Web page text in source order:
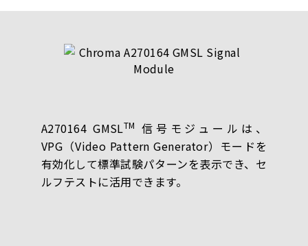
A270164 GMSLTM
信号モジュールは、
VPG（Video Pattern Generator）モードを
有効化して標準試験パターンを表示でき、セ
ルフテストに活用できます。